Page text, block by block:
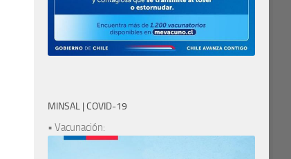
MINSAL | COVID-19
• Vacunación: